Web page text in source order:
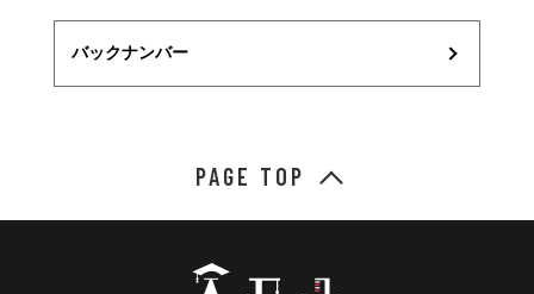
バックナンバー
PAGE TOP